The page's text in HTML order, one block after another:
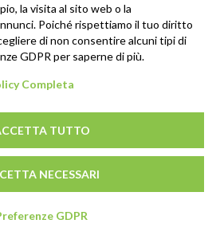
Susegana (TV)
TV-294498 - CS: € 10.000,00 I.V.
Montello, 6 31044 Montebelluna (TV)
la visita al sito web o la
Poiché rispettiamo il tuo diritto
di non consentire alcuni tipi di
GDPR per saperne di più.
Completa
TUTTO
NECESSARI
GDPR